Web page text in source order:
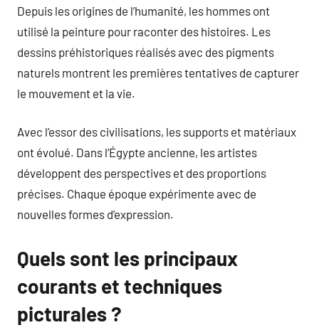
Depuis les origines de l’humanité, les hommes ont
utilisé la peinture pour raconter des histoires. Les
dessins préhistoriques réalisés avec des pigments
naturels montrent les premières tentatives de capturer
le mouvement et la vie.
Avec l’essor des civilisations, les supports et matériaux
ont évolué. Dans l’Égypte ancienne, les artistes
développent des perspectives et des proportions
précises. Chaque époque expérimente avec de
nouvelles formes d’expression.
Quels sont les principaux
courants et techniques
picturales ?